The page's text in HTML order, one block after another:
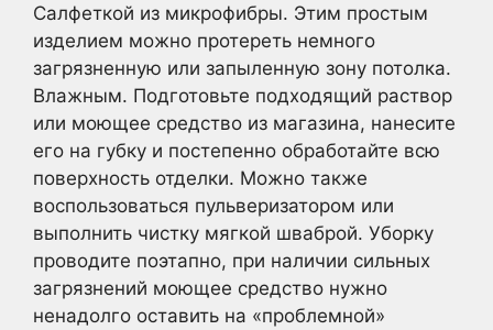
Салфеткой из микрофибры. Этим простым
изделием можно протереть немного
загрязненную или запыленную зону потолка.
Влажным. Подготовьте подходящий раствор
или моющее средство из магазина, нанесите
его на губку и постепенно обработайте всю
поверхность отделки. Можно также
воспользоваться пульверизатором или
выполнить чистку мягкой шваброй. Уборку
проводите поэтапно, при наличии сильных
загрязнений моющее средство нужно
ненадолго оставить на «проблемной»